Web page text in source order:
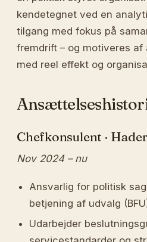
kendetegnet ved en
tilgang med fokus på
fremdrift – og motiveres af
med reel effekt og
Chefkonsulent ·
Nov 2024 – nu
Ansvarlig for politisk
betjening af udvalg
Udarbejder